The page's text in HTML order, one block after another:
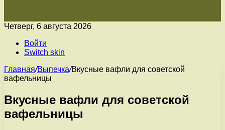
Четверг, 6 августа 2026
Войти
Switch skin
Главная/Выпечка/Вкусные вафли для советской
вафельницы
Вкусные вафли для советской
вафельницы